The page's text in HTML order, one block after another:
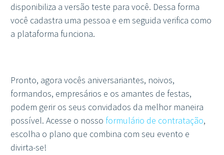
disponibiliza a versão teste para você. Dessa forma
você cadastra uma pessoa e em seguida verifica como
a plataforma funciona.
Pronto, agora vocês aniversariantes, noivos,
formandos, empresários e os amantes de festas,
podem gerir os seus convidados da melhor maneira
possível. Acesse o nosso formulário de contratação,
escolha o plano que combina com seu evento e
divirta-se!